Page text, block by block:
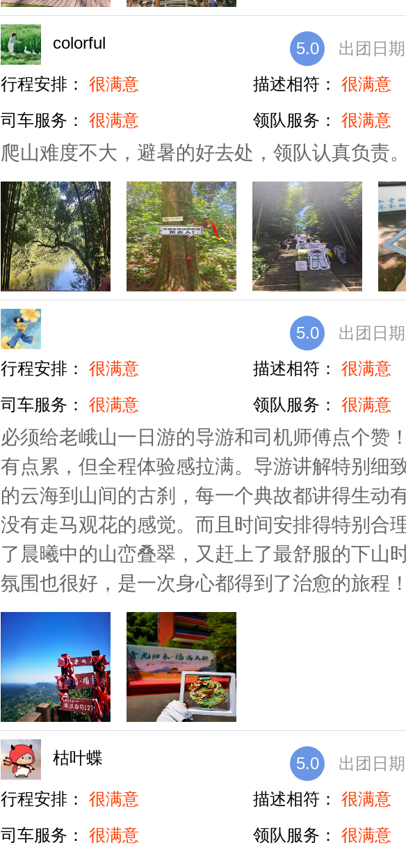
colorful 5.0
出团日
行程安排： 很满意 描述相符： 很满意
司车服务： 很满意 领队服务： 很满意
爬山难度不大，避暑的好去处，领队认真负责。
5.0
出团日
行程安排： 很满意 描述相符： 很满意
司车服务： 很满意 领队服务： 很满意
必须给老峨山一日游的导游和司机师傅点个赞
有点累，但全程体验感拉满。导游讲解特别细
的云海到山间的古刹，每一个典故都讲得生动
没有走马观花的感觉。而且时间安排得特别合
了晨曦中的山峦叠翠，又赶上了最舒服的下山
氛围也很好，是一次身心都得到了治愈的旅程！
枯叶蝶 5.0
出团日
行程安排： 很满意 描述相符： 很满意
司车服务： 很满意 领队服务： 很满意